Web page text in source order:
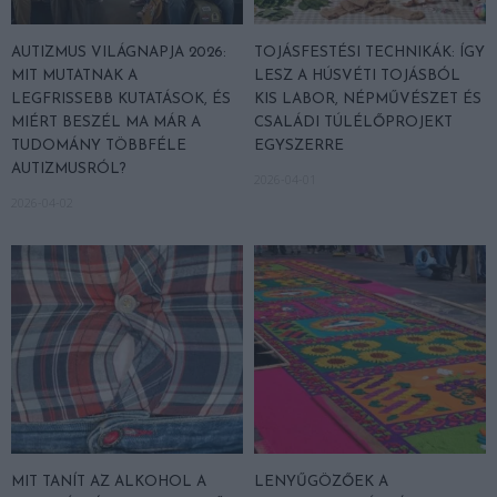
AUTIZMUS VILÁGNAPJA 2026:
MIT MUTATNAK A
LEGFRISSEBB KUTATÁSOK, ÉS
MIÉRT BESZÉL MA MÁR A
TUDOMÁNY TÖBBFÉLE
AUTIZMUSRÓL?
TOJÁSFESTÉSI TECHNIKÁK: ÍGY
LESZ A HÚSVÉTI TOJÁSBÓL
KIS LABOR, NÉPMŰVÉSZET ÉS
CSALÁDI TÚLÉLŐPROJEKT
EGYSZERRE
MIT TANÍT AZ ALKOHOL A
LENYŰGÖZŐEK A